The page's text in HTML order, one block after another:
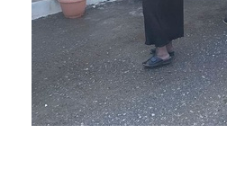
ΠΟΛΙΤΙΣΜΟΣ
ΑΝΘΕΚΤΙΚΗ